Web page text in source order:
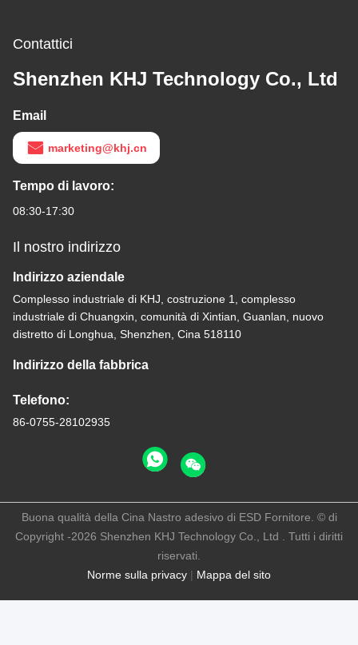
Contattici
Shenzhen KHJ Technology Co., Ltd
Email
marketing@khj.cn
Tempo di lavoro:
08:30-17:30
Il nostro indirizzo
Indirizzo aziendale
Complesso industriale di KHJ, costruzione 1, complesso
industriale di Chuangxin, comunità di Xintian, Guanlan, nuovo
distretto di Longhua, Shenzhen, Cina 518110
Indirizzo della fabbrica
Telefono:
86-0755-28102935
Norme sulla privacy | Mappa del sito
Buona qualità della Cina Nastro adesivo di ESD Fornitore. © di
Copyright -2026 Shenzhen KHJ Technology Co., Ltd . Tutti i diritti
riservati.